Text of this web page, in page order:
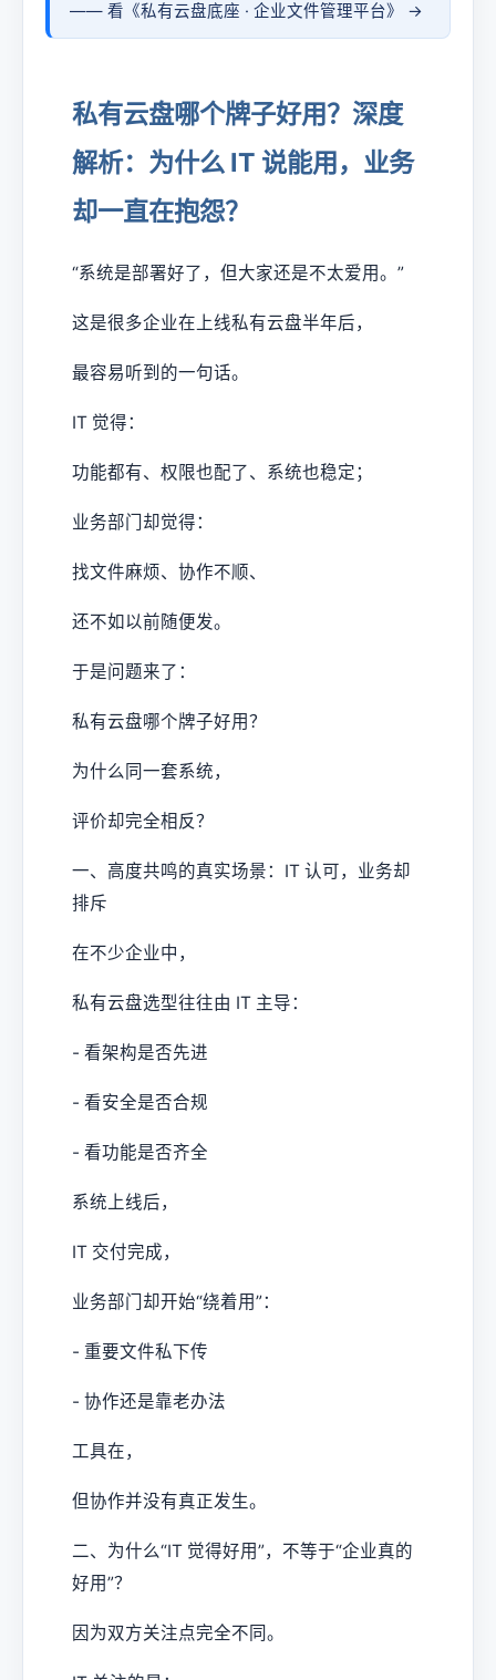
—— 看《私有云盘底座 · 企业文件管理平台》 →
私有云盘哪个牌子好用？深度
解析：为什么 IT 说能用，业务
却一直在抱怨？
“系统是部署好了，但大家还是不太爱用。”
这是很多企业在上线私有云盘半年后，
最容易听到的一句话。
IT 觉得：
功能都有、权限也配了、系统也稳定；
业务部门却觉得：
找文件麻烦、协作不顺、
还不如以前随便发。
于是问题来了：
私有云盘哪个牌子好用？
为什么同一套系统，
评价却完全相反？
一、高度共鸣的真实场景：IT 认可，业务却
排斥
在不少企业中，
私有云盘选型往往由 IT 主导：
- 看架构是否先进
- 看安全是否合规
- 看功能是否齐全
系统上线后，
IT 交付完成，
业务部门却开始“绕着用”：
- 重要文件私下传
- 协作还是靠老办法
工具在，
但协作并没有真正发生。
二、为什么“IT 觉得好用”，不等于“企业真的
好用”？
因为双方关注点完全不同。